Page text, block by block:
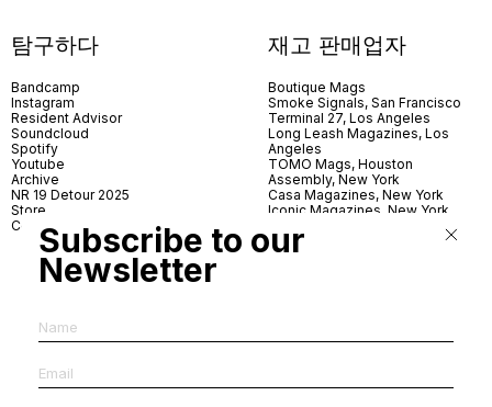
탐구하다
Bandcamp
Instagram
Resident Advisor
Soundcloud
Spotify
Youtube
Archive
NR 19 Detour 2025
Store
Contact
재고 판매업자
Boutique Mags
Smoke Signals, San Francisco
Terminal 27, Los Angeles
Long Leash Magazines, Los
Angeles
TOMO Mags, Houston
Assembly, New York
Casa Magazines, New York
Iconic Magazines, New York
Village Books, Leeds
Village Books, Manchester
Subscribe to our
Newsletter